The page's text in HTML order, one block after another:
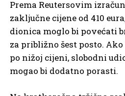
Prema Reutersovim
zaključne cijene od 410
dionica moglo bi povećati
za približno šest posto.
po nižoj cijeni, slobodni
mogao bi dodatno porasti.